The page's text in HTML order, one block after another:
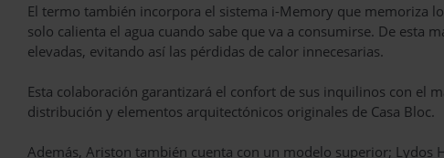
El termo también incorpora el sistema i-Memory que memoriza
solo calienta el agua cuando sabe que va a consumirse. De esta
elevadas, evitando así las pérdidas de calor innecesarias.
Esta colaboración garantizará el confort de sus inquilinos con el
distribución y elementos arquitectónicos originales de Casa Bloc.
Además, Ariston también cuenta con un modelo superior; Lydos